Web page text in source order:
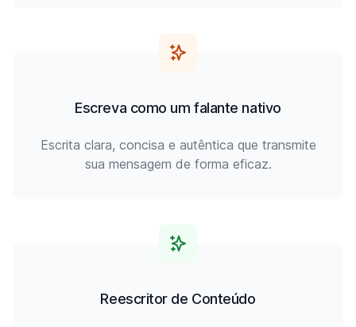
Escreva como um falante nativo
Escrita clara, concisa e autêntica que transmite
sua mensagem de forma eficaz.
Reescritor de Conteúdo